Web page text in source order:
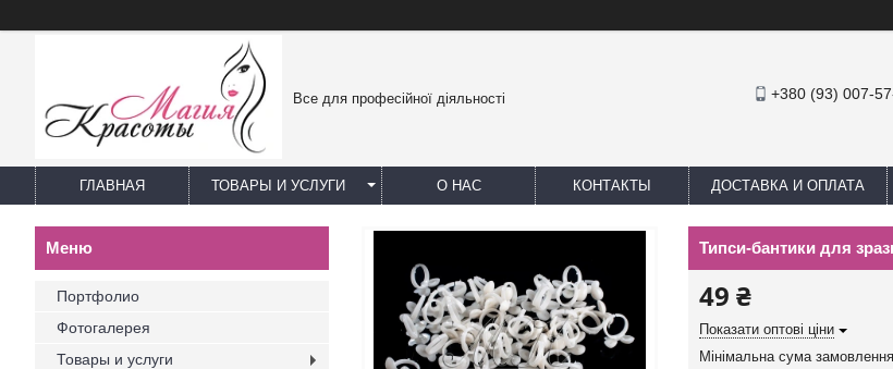
Все для професійної діяльності +380 (93) 007-
ГЛАВНАЯ ТОВАРЫ И УСЛУГИ О НАС КОНТАКТЫ ДОСТАВКА И ОПЛАТА
Типси-бантики для
49 ₴
Показати оптові ціни
Мінімальна сума
Портфолио
Фотогалерея
Товары и услуги